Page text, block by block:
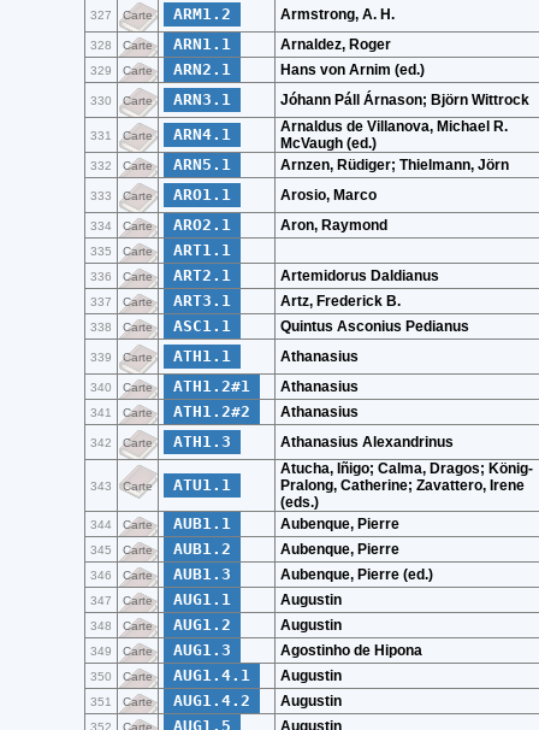
327 Carte ARM1.2 Armstrong, A. H.
328 Carte ARN1.1 Arnaldez, Roger
329 Carte ARN2.1 Hans von Arnim (ed.)
330 Carte ARN3.1 Jóhann Páll Árnason; Björn Wittrock
331 Carte ARN4.1
Arnaldus de Villanova, Michael R.
McVaugh (ed.)
332 Carte ARN5.1 Arnzen, Rüdiger; Thielmann‎, ‬Jörn
333 Carte ARO1.1 Arosio, Marco
334 Carte ARO2.1 Aron, Raymond
335 Carte ART1.1
336 Carte ART2.1 Artemidorus Daldianus
337 Carte ART3.1 Artz, Frederick B.
338 Carte ASC1.1 Quintus Asconius Pedianus
339 Carte ATH1.1 Athanasius
340 Carte ATH1.2#1 Athanasius
341 Carte ATH1.2#2 Athanasius
342 Carte ATH1.3 Athanasius Alexandrinus
343 Carte ATU1.1
Atucha, Iñigo; Calma, Dragos; König-
Pralong, Catherine; Zavattero, Irene
(eds.)
344 Carte AUB1.1 Aubenque, Pierre
345 Carte AUB1.2 Aubenque, Pierre
346 Carte AUB1.3 Aubenque, Pierre (ed.)
347 Carte AUG1.1 Augustin
348 Carte AUG1.2 Augustin
349 Carte AUG1.3 Agostinho de Hipona
350 Carte AUG1.4.1 Augustin
351 Carte AUG1.4.2 Augustin
352 Carte AUG1.5 Augustin